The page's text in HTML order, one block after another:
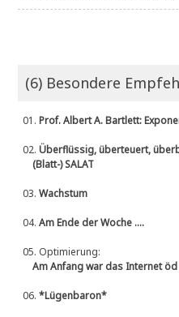
(6) Besondere
01.Prof. Albert A. Bartlett:
02.Überflüssig, überteuert,
(Blatt-) SALAT
03.Wachstum
04.Am Ende der Woche ....
05. Optimierung:
Am Anfang war das Internet öd
06.*Lügenbaron*